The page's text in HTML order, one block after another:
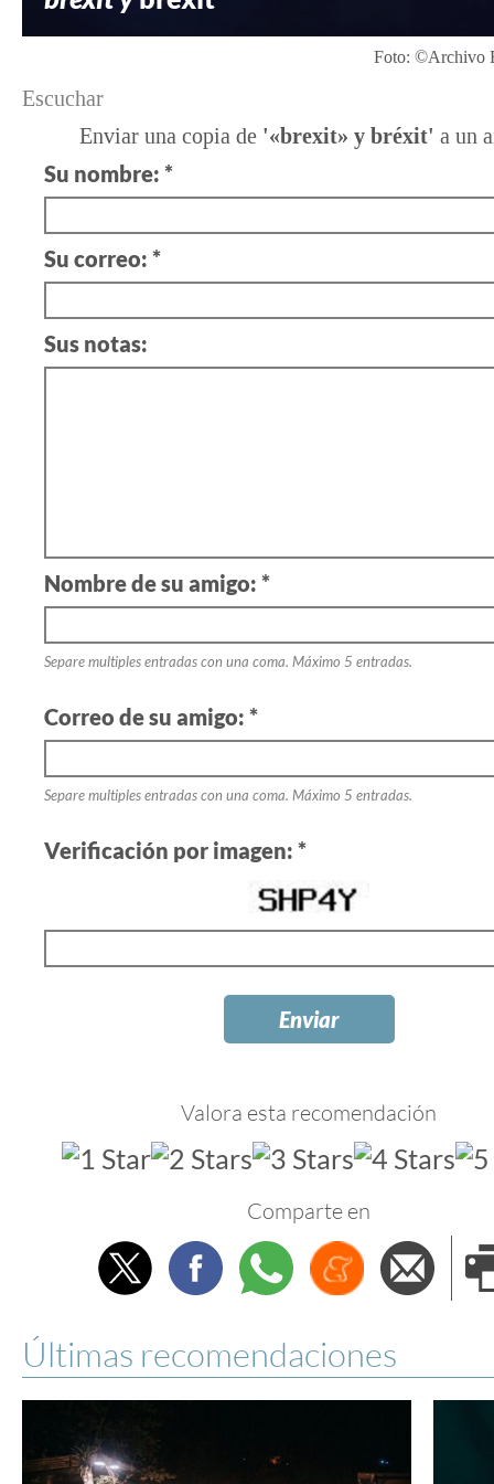
Foto: ©Archivo
Escuchar
Enviar una copia de '«brexit» y bréxit' a un
Su nombre: *
Su correo: *
Sus notas:
Nombre de su amigo: *
Separe multiples entradas con una coma. Máximo 5 entradas.
Correo de su amigo: *
Separe multiples entradas con una coma. Máximo 5 entradas.
Verificación por imagen: *
Valora esta recomendación
Comparte en
TwitterFacebookWhatsappMenéame
Últimas recomendaciones